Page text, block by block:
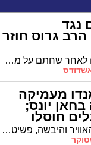
נגד
גרוס חוזר
סערה בעיר: יממה לאחר שחתם על מכתב נגד המתפרעים מישיבת גרודנא שהפגינו באלימות נגד עמותת 'קדושת ציון', הרב גרוס פירסם כעת מכתב בו הוא מצהיר כי "מעולם לא חתמתי נגד עדה קדושה"
מעמיקה
יונס;
חוסלו
חיסול מחבלים מהאוויר והיבשה, פשיטה על מפקדות חמאס ואיתור אמצעי לחימה רבים: עוצבת הקומנדו מעמיקה את השליטה המבצעית בלב מרחב חאן יונס